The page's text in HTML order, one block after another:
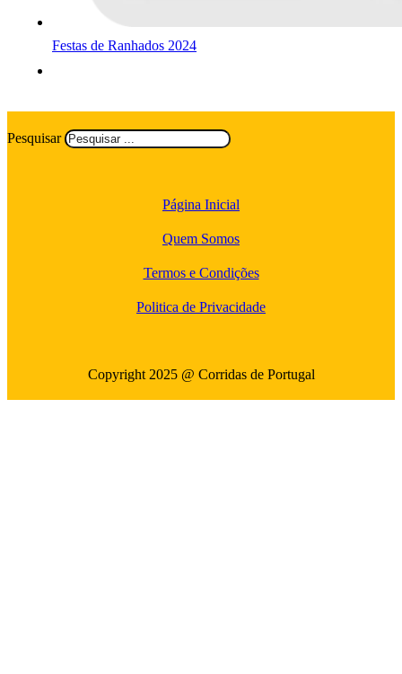
Festas de Ranhados 2024
Pesquisar
Página Inicial
Quem Somos
Termos e Condições
Politica de Privacidade
Copyright 2025 @ Corridas de Portugal